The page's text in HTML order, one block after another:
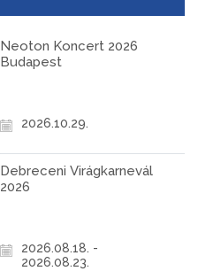
Neoton Koncert 2026
Budapest
2026.10.29.
Debreceni Virágkarnevál
2026
2026.08.18. -
2026.08.23.